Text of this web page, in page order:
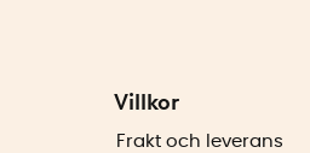
Villkor
Frakt och leverans